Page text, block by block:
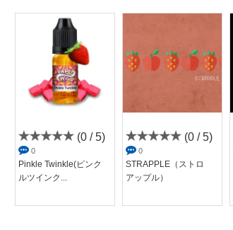
(0 / 5)
0
Pinkle Twinkle(ピンク
ルツインク...
(0 / 5)
0
STRAPPLE（ストロ
アップル）